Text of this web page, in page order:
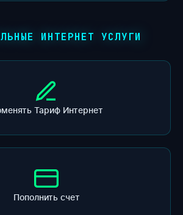
ИНТЕРНЕТ УСЛУГИ
Тариф Интернет
Пополнить счет